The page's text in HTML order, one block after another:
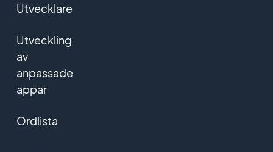
Utvecklare
Utveckling
av
anpassade
appar
Ordlista